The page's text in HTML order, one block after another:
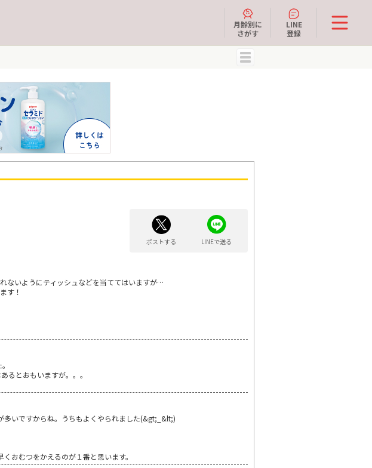
月齢別に
さがす
LINE
登録
ポストする LINEで送る
ないようにティッシュなどを当ててはいますが…
す！
るとおもいますが。。。
いですからね。うちもよくやられました(&gt;_&lt;)
おむつをかえるのが１番と思います。